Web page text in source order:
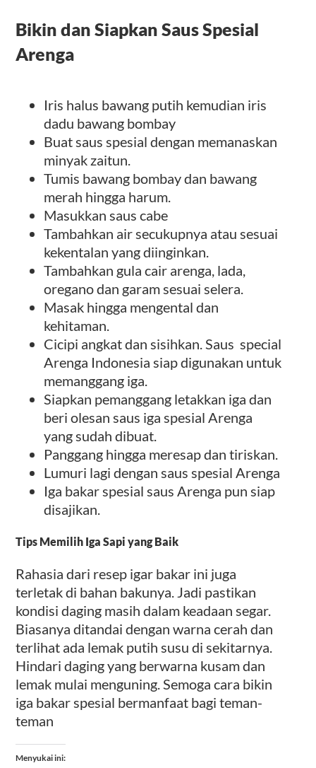
Bikin dan Siapkan Saus Spesial
Arenga
Iris halus bawang putih kemudian iris
dadu bawang bombay
Buat saus spesial dengan memanaskan
minyak zaitun.
Tumis bawang bombay dan bawang
merah hingga harum.
Masukkan saus cabe
Tambahkan air secukupnya atau sesuai
kekentalan yang diinginkan.
Tambahkan gula cair arenga, lada,
oregano dan garam sesuai selera.
Masak hingga mengental dan
kehitaman.
Cicipi angkat dan sisihkan. Saus special
Arenga Indonesia siap digunakan untuk
memanggang iga.
Siapkan pemanggang letakkan iga dan
beri olesan saus iga spesial Arenga
yang sudah dibuat.
Panggang hingga meresap dan tiriskan.
Lumuri lagi dengan saus spesial Arenga
Iga bakar spesial saus Arenga pun siap
disajikan.
Tips Memilih Iga Sapi yang Baik
Rahasia dari resep igar bakar ini juga
terletak di bahan bakunya. Jadi pastikan
kondisi daging masih dalam keadaan segar.
Biasanya ditandai dengan warna cerah dan
terlihat ada lemak putih susu di sekitarnya.
Hindari daging yang berwarna kusam dan
lemak mulai menguning. Semoga cara bikin
iga bakar spesial bermanfaat bagi teman-
teman
Menyukai ini: